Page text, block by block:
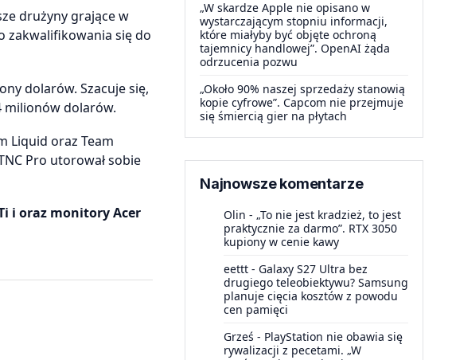
drużyny grające w
zakwalifikowania się do
dolarów. Szacuje się,
milionów dolarów.
Liquid oraz Team
Pro utorował sobie
i oraz monitory Acer
„W skardze Apple nie opisano w
wystarczającym stopniu informacji,
które miałyby być objęte ochroną
tajemnicy handlowej”. OpenAI żąda
odrzucenia pozwu
„Około 90% naszej sprzedaży stanowią
kopie cyfrowe”. Capcom nie przejmuje
się śmiercią gier na płytach
Najnowsze komentarze
Olin - „To nie jest kradzież, to jest
praktycznie za darmo”. RTX 3050
kupiony w cenie kawy
eettt - Galaxy S27 Ultra bez
drugiego teleobiektywu? Samsung
planuje cięcia kosztów z powodu
cen pamięci
Grześ - PlayStation nie obawia się
rywalizacji z pecetami. „W